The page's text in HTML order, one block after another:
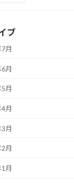
ブ
月
月
月
月
月
月
月